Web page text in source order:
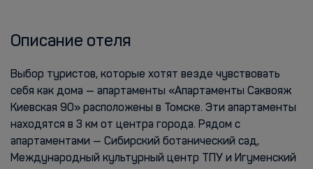
Описание отеля
Выбор туристов, которые хотят везде чувствовать
себя как дома — апартаменты «Апартаменты Саквояж
Киевская 90» расположены в Томске. Эти апартаменты
находятся в 3 км от центра города. Рядом с
апартаментами — Сибирский ботанический сад,
Международный культурный центр ТПУ и Игуменский